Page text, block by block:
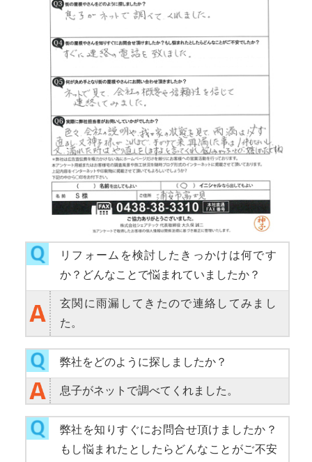
リフォームを検討したきっかけは何です
か？どんなことで悩まれていましたか？
玄関に雨漏してきたので連絡してみまし
た。
弊社をどのように探しましたか？
息子がネットで調べてくれました。
弊社を知りすぐにお問合せ頂けましたか？
もし悩まれたとしたらどんなことがご不安